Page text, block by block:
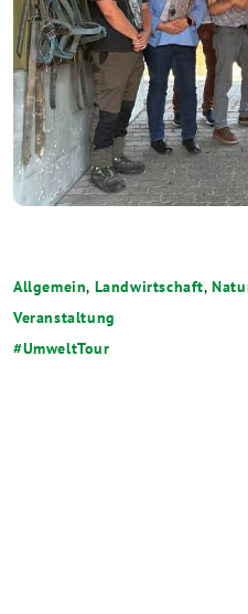
Allgemein, Landwirtschaft,
Veranstaltung
UmweltTour